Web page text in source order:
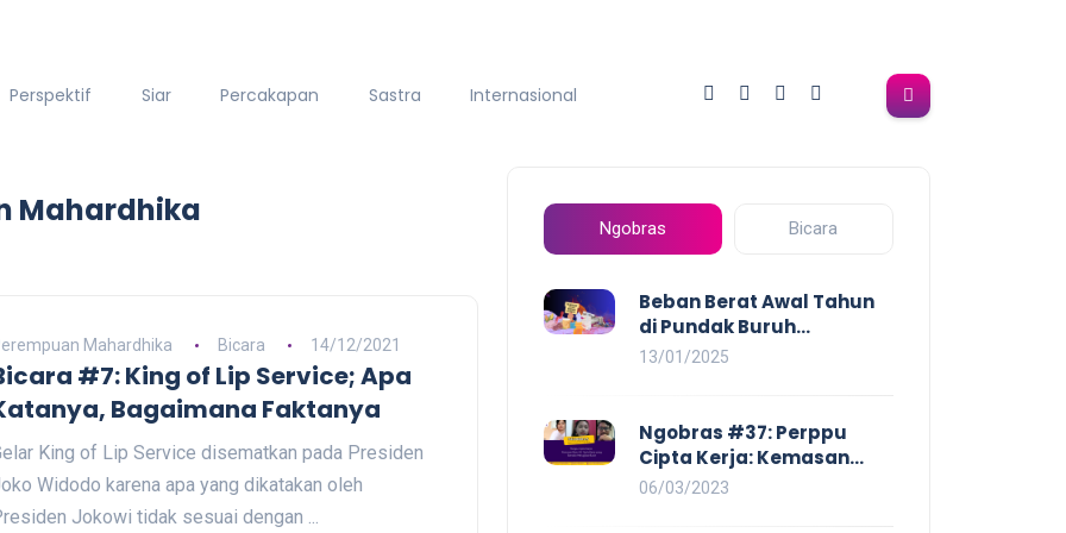
Perspektif Siar Percakapan Sastra Internasional
Mahardhika
Mahardhika Bicara 14/12/2021
#7: King of Lip Service; Apa
Bagaimana Faktanya
King of Lip Service disematkan pada Presiden
Widodo karena apa yang dikatakan oleh
Jokowi tidak sesuai dengan ...
Ngobras Bicara
Beban Berat Awal Tahun
di Pundak Buruh
Perempuan: Kenaikan
Membayangi dan
Eksploitasi di Dunia Kerja
13/01/2025
Ngobras #37: Perppu
Cipta Kerja: Kemasan
Baru UU Cipta Kerja yang
06/03/2023